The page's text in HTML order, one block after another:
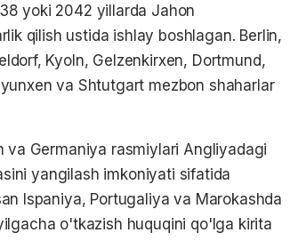
yoki 2042 yillarda Jahon
qilish ustida ishlay boshlagan. Berlin,
Kyoln, Gelzenkirxen, Dortmund,
va Shtutgart mezbon shaharlar
va Germaniya rasmiylari Angliyadagi
yangilash imkoniyati sifatida
Ispaniya, Portugaliya va Marokashda
o'tkazish huquqini qo'lga kirita